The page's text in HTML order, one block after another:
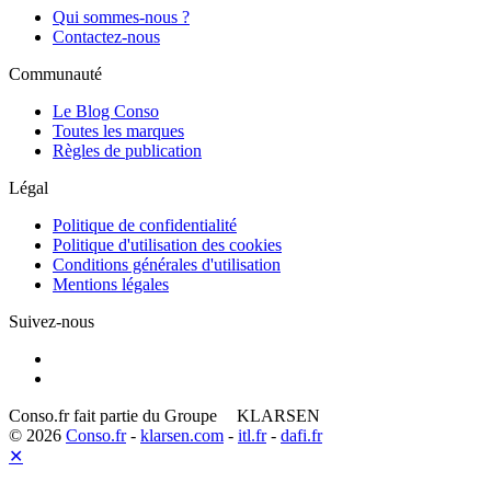
Qui sommes-nous ?
Contactez-nous
Communauté
Le Blog Conso
Toutes les marques
Règles de publication
Légal
Politique de confidentialité
Politique d'utilisation des cookies
Conditions générales d'utilisation
Mentions légales
Suivez-nous
Conso.fr fait partie du Groupe
KLARSEN
© 2026 Conso.fr- klarsen.com - itl.fr- dafi.fr
✕